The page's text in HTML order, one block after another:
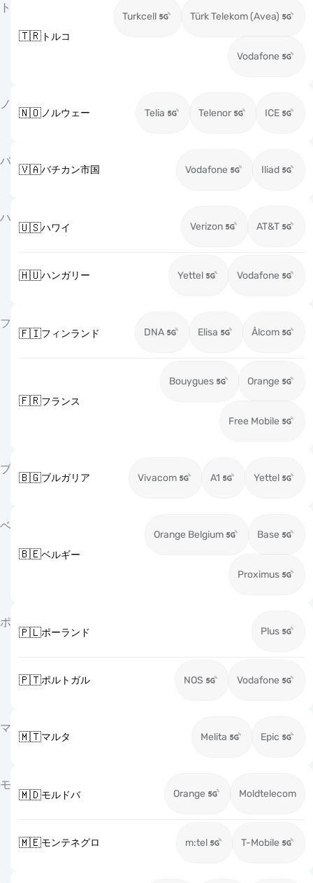
ト
🇹🇷トルコ
Turkcell Türk Telekom (Avea)
Vodafone
ノ
🇳🇴ノルウェー Telia Telenor ICE
バ
🇻🇦バチカン市国 Vodafone Iliad
ハ
🇺🇸ハワイ Verizon AT&T
🇭🇺ハンガリー Yettel Vodafone
フ
🇫🇮フィンランド DNA Elisa Ålcom
🇫🇷フランス
Bouygues Orange
Free Mobile
ブ
🇧🇬ブルガリア Vivacom A1 Yettel
ベ
🇧🇪ベルギー
Orange Belgium Base
Proximus
ポ
🇵🇱ポーランド Plus
🇵🇹ポルトガル NOS Vodafone
マ
🇲🇹マルタ Melita Epic
モ
🇲🇩モルドバ Orange Moldtelecom
🇲🇪モンテネグロ m:tel T-Mobile